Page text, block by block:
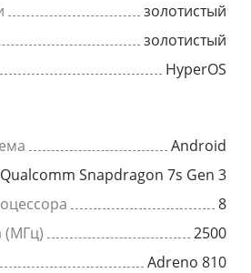
золотистый
золотистый
HyperOS
Android
Qualcomm Snapdragon 7s Gen 3
8
(МГц)
2500
Adreno 810